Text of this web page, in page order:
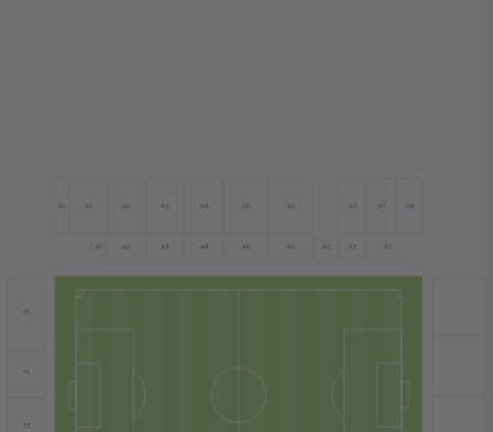
A1 A2 A3 A4 A5 A6 A6 A7 A7
A1 A1 A2 A3 A4 A5 A6 A7 A7 A8
T3
T4
T5